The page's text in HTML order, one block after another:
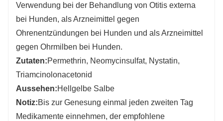
Verwendung bei der Behandlung von Otitis externa
bei Hunden, als Arzneimittel gegen
Ohrenentzündungen bei Hunden und als Arzneimittel
gegen Ohrmilben bei Hunden.
Zutaten:Permethrin, Neomycinsulfat, Nystatin,
Triamcinolonacetonid
Aussehen:Hellgelbe Salbe
Notiz:Bis zur Genesung einmal jeden zweiten Tag
Medikamente einnehmen, der empfohlene